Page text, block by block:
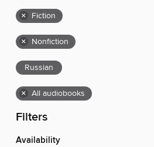
× Fiction
× Nonfiction
Russian
× All audiobooks
Filters
Availability